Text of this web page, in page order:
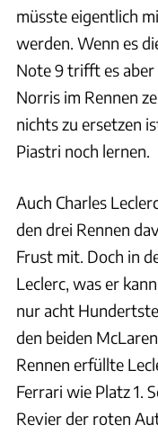
müsste eigentlich
werden. Wenn es
Note 9 trifft es
Norris im Rennen
nichts zu ersetzen
Piastri noch lernen.
Auch Charles
den drei Rennen
Frust mit. Doch in
Leclerc, was er
nur acht
den beiden
Rennen erfüllte
Ferrari wie Platz 1.
Revier der roten